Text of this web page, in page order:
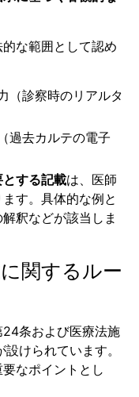
な範囲として認め
（診察時のリアルタ
過去カルテの電子
する記載は、医師
す。具体的な例と
釈などが該当しま
関するルー
条および医療法施
けられています。
なポイントとし